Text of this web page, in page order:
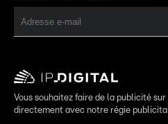
Vous souhaitez faire de la publicité
directement avec notre régie